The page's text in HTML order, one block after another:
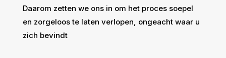
Daarom zetten we ons in om het proces soepel
en zorgeloos te laten verlopen, ongeacht waar u
zich bevindt